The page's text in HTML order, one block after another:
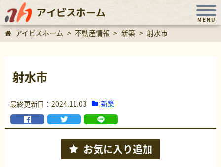
アイビスホーム
MENU
アイビスホーム > 不動産情報 > 新築 > 射水市
射水市
最終更新日：2024.11.03 新築
お気に入り追加